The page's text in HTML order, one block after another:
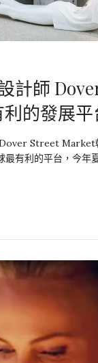
計師
的發展平
Street Market
最有利的平台，今年